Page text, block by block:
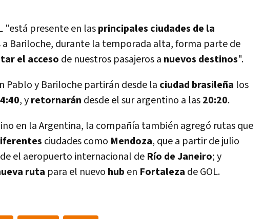
"está presente en lasprincipales ciudades de la
a Bariloche, durante la temporada alta, forma parte de
el acceso de nuestros pasajeros a nuevos destinos".
Pablo y Bariloche partirán desde la ciudad brasileña los
, yretornarán desde el sur argentino a las20:20.
en la Argentina, la compañí­a también agregó rutas que
ciudades como Mendoza, que a partir de julio
el aeropuerto internacional de Rí­o de Janeiro; y
ruta para el nuevo hub en Fortaleza de GOL.